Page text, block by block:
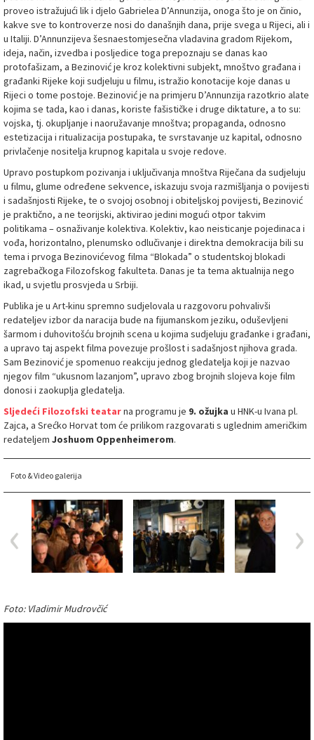
proveo istražujući lik i djelo Gabrielea D’Annunzija, onoga što je on činio,
kakve sve to kontroverze nosi do današnjih dana, prije svega u Rijeci, ali i
u Italiji. D’Annunzijeva šesnaestomjesečna vladavina gradom Rijekom,
ideja, način, izvedba i posljedice toga prepoznaju se danas kao
protofašizam, a Bezinović je kroz kolektivni subjekt, mnoštvo građana i
građanki Rijeke koji sudjeluju u filmu, istražio konotacije koje danas u
Rijeci o tome postoje. Bezinović je na primjeru D’Annunzija razotkrio alate
kojima se tada, kao i danas, koriste fašističke i druge diktature, a to su:
vojska, tj. okupljanje i naoružavanje mnoštva; propaganda, odnosno
estetizacija i ritualizacija postupaka, te svrstavanje uz kapital, odnosno
privlačenje nositelja krupnog kapitala u svoje redove.
Upravo postupkom pozivanja i uključivanja mnoštva Riječana da sudjeluju
u filmu, glume određene sekvence, iskazuju svoja razmišljanja o povijesti
i sadašnjosti Rijeke, te o svojoj osobnoj i obiteljskoj povijesti, Bezinović
je praktično, a ne teorijski, aktivirao jedini mogući otpor takvim
politikama – osnaživanje kolektiva. Kolektiv, kao neisticanje pojedinaca i
vođa, horizontalno, plenumsko odlučivanje i direktna demokracija bili su
tema i prvoga Bezinovićevog filma “Blokada” o studentskoj blokadi
zagrebačkoga Filozofskog fakulteta. Danas je ta tema aktualnija nego
ikad, u svjetlu prosvjeda u Srbiji.
Publika je u Art-kinu spremno sudjelovala u razgovoru pohvalivši
redateljev izbor da naracija bude na fijumanskom jeziku, oduševljeni
šarmom i duhovitošću brojnih scena u kojima sudjeluju građanke i građani,
a upravo taj aspekt filma povezuje prošlost i sadašnjost njihova grada.
Sam Bezinović je spomenuo reakciju jednog gledatelja koji je nazvao
njegov film “ukusnom lazanjom”, upravo zbog brojnih slojeva koje film
donosi i zaokuplja gledatelja.
Sljedeći Filozofski teatarna programu je 9. ožujka u HNK-u Ivana pl.
Zajca, a Srećko Horvat tom će prilikom razgovarati s uglednim američkim
redateljem Joshuom Oppenheimerom.
Foto & Video galerija
Foto: Vladimir Mudrovčić